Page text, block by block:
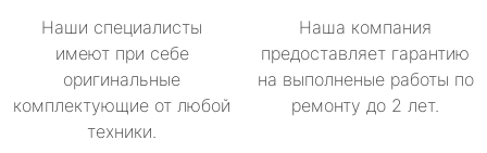
Наши специалисты
имеют при себе
оригинальные
комплектующие от любой
техники.
Наша компания
предоставляет гарантию
на выполненые работы по
ремонту до 2 лет.